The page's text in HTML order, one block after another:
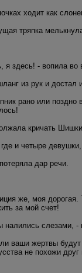
ходит как
тряпка
я здесь! - вопила во
из рук и достал
рано или
кричать
и четыре
дар речи.
же, моя
за мой счет!
налились слезами,
ваши жертвы будут
не похожи